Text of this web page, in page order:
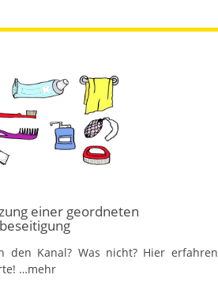
einer geordneten
den Kanal? Was nicht? Hier
…mehr